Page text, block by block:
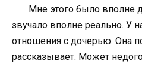
Мне этого было вполне
звучало вполне реально. У
отношения с дочерью. Она
рассказывает. Может